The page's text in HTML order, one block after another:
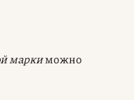
маркиможно